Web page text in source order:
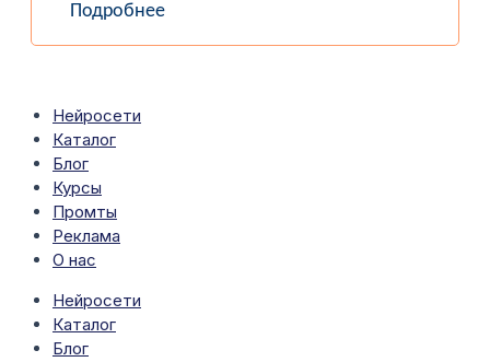
Подробнее
Нейросети
Каталог
Блог
Курсы
Промты
Реклама
О нас
Нейросети
Каталог
Блог